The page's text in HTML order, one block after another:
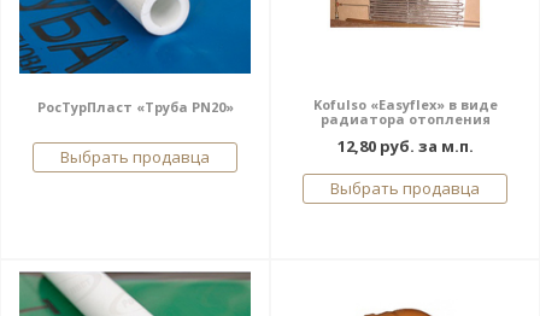
РосТурПласт «Труба PN20»
Выбрать продавца
Kofulso «Easyflex» в виде
радиатора отопления
12,80 руб. за м.п.
Выбрать продавца